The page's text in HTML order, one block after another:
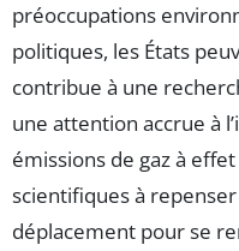
préoccupations
politiques, les États
contribue à une
une attention accrue à
émissions de gaz à
scientifiques à
déplacement pour se